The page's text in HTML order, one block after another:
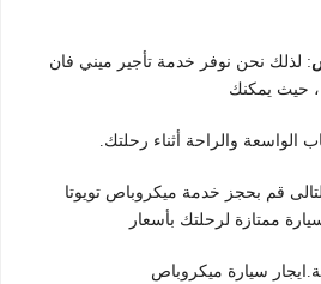
: لذلك نحن نوفر خدمة تأجير ميني فان
حيث يمكنك
الواسعة والراحة أثناء رحلتك.
قم بحجز خدمة ميكروباص تويوتا
ممتازة لرحلتك بأسعار
سيارة ميكروباص